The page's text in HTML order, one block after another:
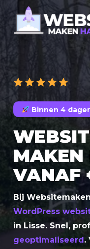
main
content
Binnen 4
VANAF
Bij
WordPress
in Lisse. Snel,
geoptimaliseerd.